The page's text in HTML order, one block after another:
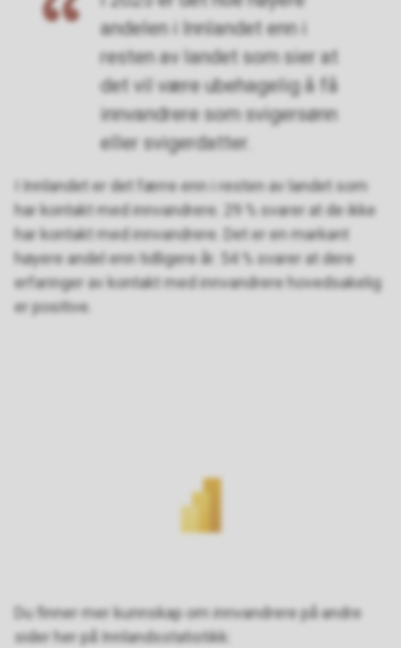
andelen i Innlandet enn i
resten av landet som sier at
det vil være ubehagelig å få
innvandrere som svigersønn
eller svigerdatter.
I Innlandet er det færre enn i resten av landet som
har kontakt med innvandrere. 29 % svarer at de ikke
har kontakt med innvandrere. Det er en markant
høyere andel enn tidligere år. 54 % svarer at dere
erfaringer av kontakt med innvandrere hovedsakelig
er positive.
Du finner mer kunnskap om innvandrere på andre
sider her på Innlandsstatistikk: